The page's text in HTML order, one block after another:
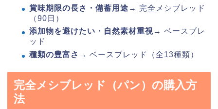
賞味期限の長さ・備蓄用途 → 完全メシブレッド
（90日）
添加物を避けたい・自然素材重視 → ベースブレ
ッド
種類の豊富さ → ベースブレッド（全13種類）
完全メシブレッド（パン）の購入方
法